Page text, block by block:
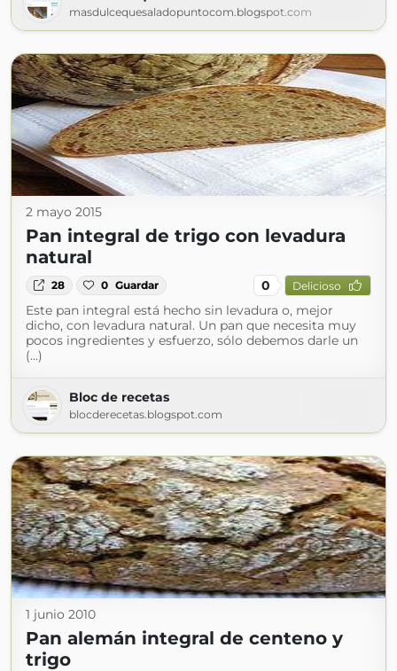
masdulcequesaladopuntocom.blogspot.com
2 mayo 2015
Pan integral de trigo con levadura
natural
28 0 Guardar 0 Delicioso
Este pan integral está hecho sin levadura o, mejor
dicho, con levadura natural. Un pan que necesita muy
pocos ingredientes y esfuerzo, sólo debemos darle un
(...)
Bloc de recetas
blocderecetas.blogspot.com
1 junio 2010
Pan alemán integral de centeno y
trigo